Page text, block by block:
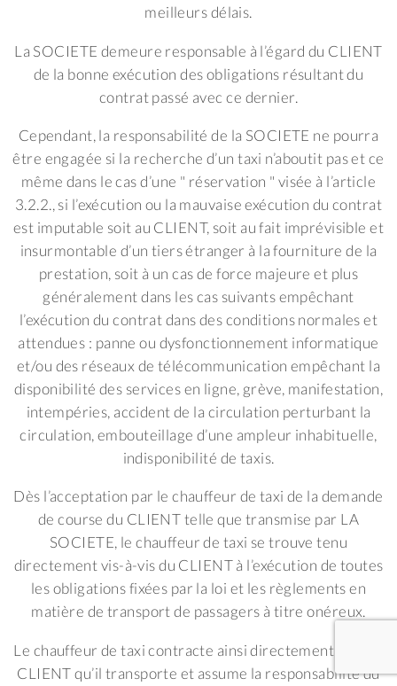
meilleurs délais.
La SOCIETE demeure responsable à l’égard du CLIENT
de la bonne exécution des obligations résultant du
contrat passé avec ce dernier.
Cependant, la responsabilité de la SOCIETE ne pourra
être engagée si la recherche d’un taxi n’aboutit pas et ce
même dans le cas d’une " réservation " visée à l’article
3.2.2., si l’exécution ou la mauvaise exécution du contrat
est imputable soit au CLIENT, soit au fait imprévisible et
insurmontable d’un tiers étranger à la fourniture de la
prestation, soit à un cas de force majeure et plus
généralement dans les cas suivants empêchant
l’exécution du contrat dans des conditions normales et
attendues : panne ou dysfonctionnement informatique
et/ou des réseaux de télécommunication empêchant la
disponibilité des services en ligne, grève, manifestation,
intempéries, accident de la circulation perturbant la
circulation, embouteillage d’une ampleur inhabituelle,
indisponibilité de taxis.
Dès l’acceptation par le chauffeur de taxi de la demande
de course du CLIENT telle que transmise par LA
SOCIETE, le chauffeur de taxi se trouve tenu
directement vis-à-vis du CLIENT à l’exécution de toutes
les obligations fixées par la loi et les règlements en
matière de transport de passagers à titre onéreux.
Le chauffeur de taxi contracte ainsi directement avec le
CLIENT qu’il transporte et assume la responsabilité du